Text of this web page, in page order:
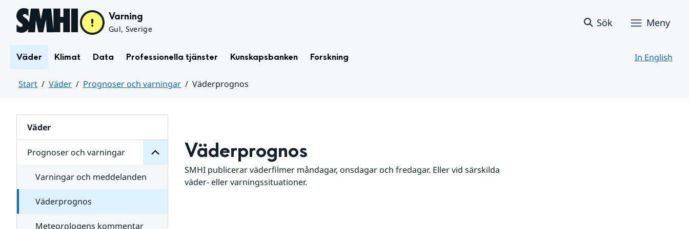
Hoppa till sidans innehåll Varning
Gul, Sverige
Sök Meny
Väder Klimat Data Professionella tjänster Kunskapsbanken Forskning In English
Start Väder Prognoser och varningar
Väderprognos
Väder
Prognoser och varningar
för
varningar
Varningar och meddelanden
Väderprognos
Meteorologens kommentar
Väderprognos
SMHI publicerar väderfilmer måndagar, onsdagar och fredagar. Eller vid särskilda
väder- eller varningssituationer.